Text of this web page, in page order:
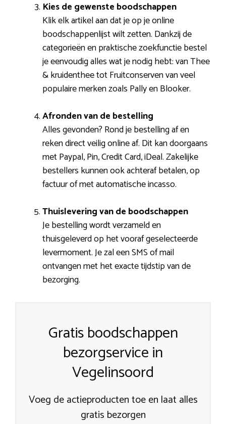
Kies de gewenste boodschappen
Klik elk artikel aan dat je op je online
boodschappenlijst wilt zetten. Dankzij de
categorieën en praktische zoekfunctie bestel
je eenvoudig alles wat je nodig hebt: van Thee
& kruidenthee tot Fruitconserven van veel
populaire merken zoals Pally en Blooker.
Afronden van de bestelling
Alles gevonden? Rond je bestelling af en
reken direct veilig online af. Dit kan doorgaans
met Paypal, Pin, Credit Card, iDeal. Zakelijke
bestellers kunnen ook achteraf betalen, op
factuur of met automatische incasso.
Thuislevering van de boodschappen
Je bestelling wordt verzameld en
thuisgeleverd op het vooraf geselecteerde
levermoment. Je zal een SMS of mail
ontvangen met het exacte tijdstip van de
bezorging.
Gratis boodschappen
bezorgservice in
Vegelinsoord
Voeg de actieproducten toe en laat alles
gratis bezorgen